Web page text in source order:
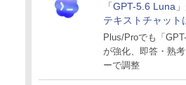
「GPT-5.6 Luna」
テキストチャット
Plus/Proでも「
が強化、即答・熟
ーで調整